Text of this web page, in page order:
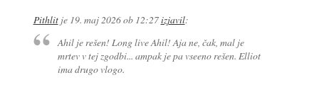
Pithlitje 19. maj 2026 ob 12:27izjavil:
Ahil je rešen! Long live Ahil! Aja ne, čak, mal je
mrtev v tej zgodbi... ampak je pa vseeno rešen. Elliot
ima drugo vlogo.